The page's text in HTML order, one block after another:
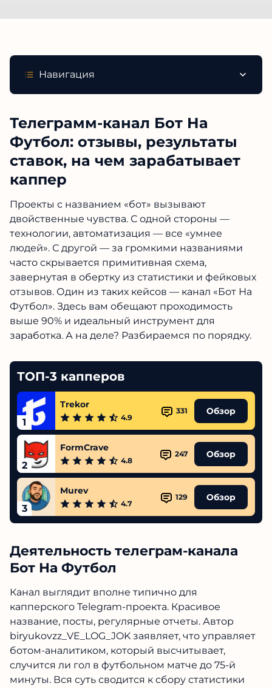
Навигация
Телеграмм-канал Бот На
Футбол: отзывы, результаты
ставок, на чем зарабатывает
каппер
Проекты с названием «бот» вызывают
двойственные чувства. С одной стороны —
технологии, автоматизация — все «умнее
людей». С другой — за громкими названиями
часто скрывается примитивная схема,
завернутая в обертку из статистики и фейковых
отзывов. Один из таких кейсов — канал «Бот На
Футбол». Здесь вам обещают проходимость
выше 90% и идеальный инструмент для
заработка. А на деле? Разбираемся по порядку.
ТОП-3 капперов
1
Trekor
4.9
331 Обзор
2
FormCrave
4.8
247 Обзор
3
Murev
4.7
129 Обзор
Деятельность телеграм-канала
Бот На Футбол
Канал выглядит вполне типично для
капперского Telegram-проекта. Красивое
название, посты, регулярные отчеты. Автор
biryukovzz_VE_LOG_JOK заявляет, что управляет
ботом-аналитиком, который высчитывает,
случится ли гол в футбольном матче до 75-й
минуты. Вся суть сводится к сбору статистики